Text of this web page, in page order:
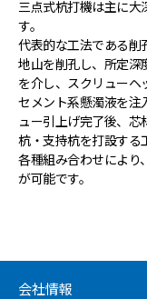
三点式杭打機は主に大
す。
代表的な工法である削
地山を削孔し、所定深
を介し、スクリュー
セメント系懸濁液を注
ュー引上げ完了後、
杭・支持杭を打設する
各種組み合わせにより
が可能です。
会社情報